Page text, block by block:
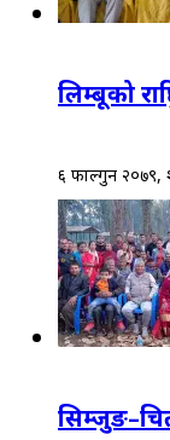
लिम्बूको
६ फाल्गुन २०७९,